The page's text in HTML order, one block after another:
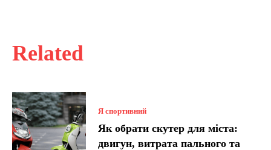
Related
Я спортивний
Як обрати скутер для міста:
двигун, витрата пального та